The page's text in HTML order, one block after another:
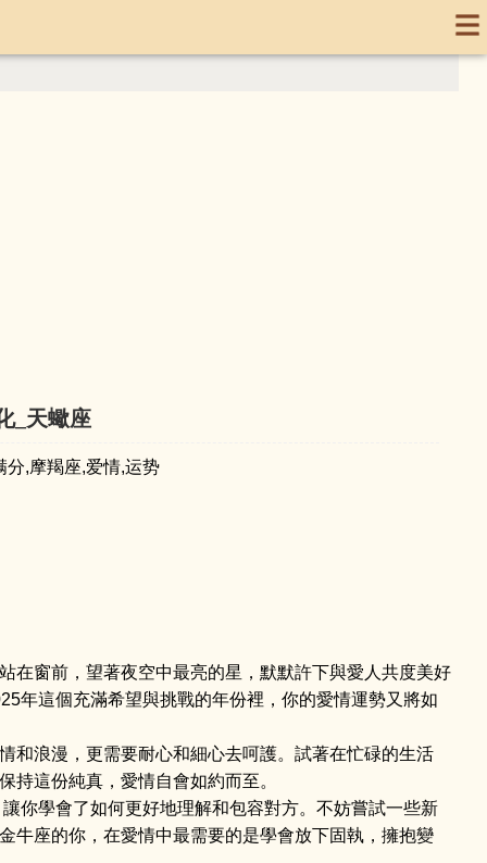
_天蠍座
,摩羯座,爱情,运势
在窗前，望著夜空中最亮的星，默默許下與愛人共度美好
年這個充滿希望與挑戰的年份裡，你的愛情運勢又將如
和浪漫，更需要耐心和細心去呵護。試著在忙碌的生活
這份純真，愛情自會如約而至。
你學會了如何更好地理解和包容對方。不妨嘗試一些新
牛座的你，在愛情中最需要的是學會放下固執，擁抱變